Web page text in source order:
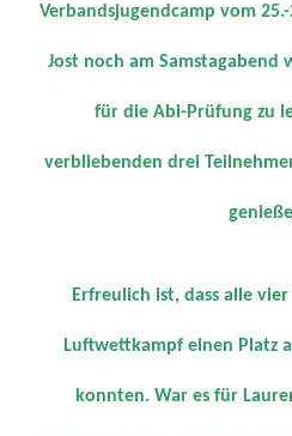
Verbandsjugendcamp vom
Jost noch am Samstagabend
für die Abi-Prüfung zu
verbliebenden drei
Erfreulich ist, dass alle
Luftwettkampf einen Platz
konnten. War es für